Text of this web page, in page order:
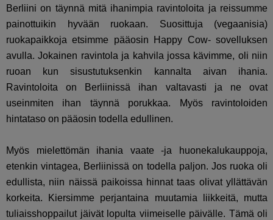
Berliini on täynnä mitä ihanimpia ravintoloita ja reissumme
painottuikin hyvään ruokaan. Suosittuja (vegaanisia)
ruokapaikkoja etsimme pääosin Happy Cow- sovelluksen
avulla. Jokainen ravintola ja kahvila jossa kävimme, oli niin
ruoan kun sisustutuksenkin kannalta aivan ihania.
Ravintoloita on Berliinissä ihan valtavasti ja ne ovat
useinmiten ihan täynnä porukkaa. Myös ravintoloiden
hintataso on pääosin todella edullinen.
Myös mielettömän ihania vaate -ja huonekalukauppoja,
etenkin vintagea, Berliinissä on todella paljon. Jos ruoka oli
edullista, niin näissä paikoissa hinnat taas olivat yllättävän
korkeita. Kiersimme perjantaina muutamia liikkeitä, mutta
tuliaisshoppailut jäivät lopulta viimeiselle päivälle. Tämä oli